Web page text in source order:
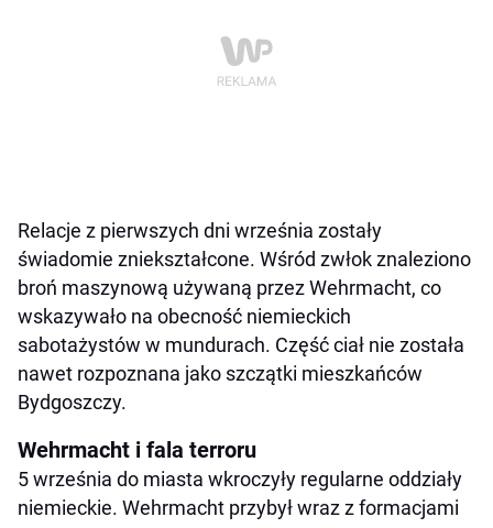
Relacje z pierwszych dni września zostały
świadomie zniekształcone. Wśród zwłok znaleziono
broń maszynową używaną przez Wehrmacht, co
wskazywało na obecność niemieckich
sabotażystów w mundurach. Część ciał nie została
nawet rozpoznana jako szczątki mieszkańców
Bydgoszczy.
Wehrmacht i fala terroru
5 września do miasta wkroczyły regularne oddziały
niemieckie. Wehrmacht przybył wraz z formacjami